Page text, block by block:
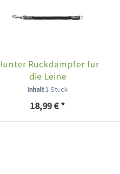
Ruckdämpfer für
die Leine
Inhalt1 Stück
18,99 € *